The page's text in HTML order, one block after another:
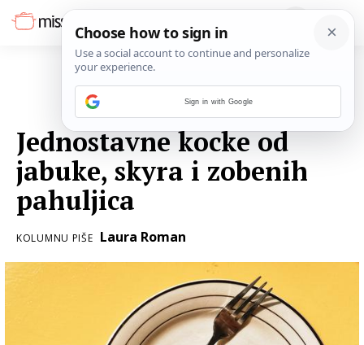
Jednostavne kocke od
jabuke, skyra i zobenih
pahuljica
KOLUMNU PIŠE Laura Roman
Sign in with Google